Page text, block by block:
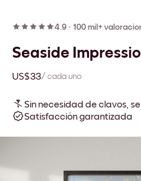
4.9 · 100 mil+
Seaside
US$33/ cada uno
Sin necesidad de clavos,
Satisfacción garantizada